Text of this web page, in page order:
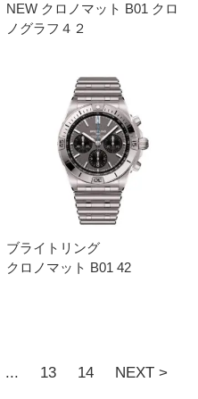
NEW クロノマット B01 クロ
ノグラフ４２
ブライトリング
クロノマット B01 42
... 13 14 NEXT >